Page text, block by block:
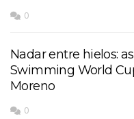
0
Nadar entre hielos:
Swimming World
Moreno
0